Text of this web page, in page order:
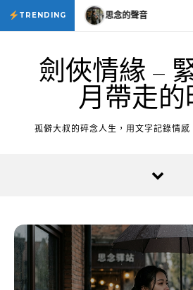
Skip to content
TRENDING
聲音 思念的聲音
劍俠情緣 –
月帶走的
孤僻大叔的碎念人生，用文字記錄情